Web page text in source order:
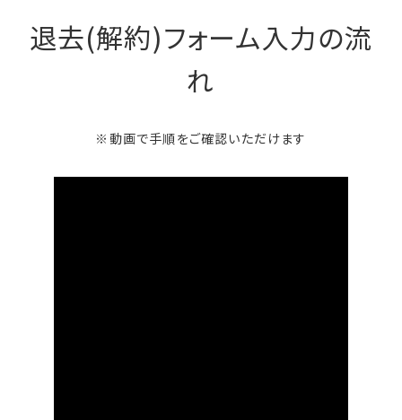
退去(解約)フォーム入力の流
れ
※動画で手順をご確認いただけます